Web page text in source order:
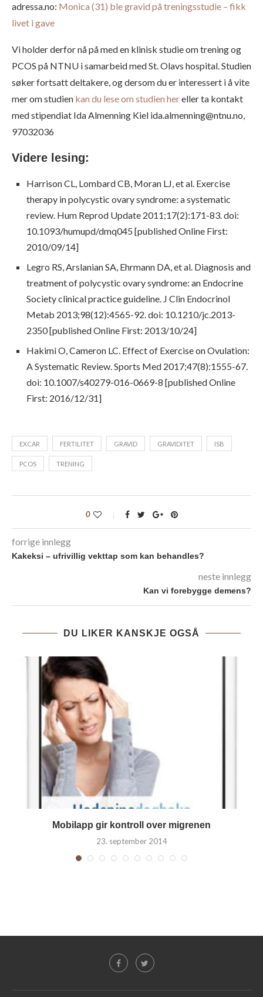
adressa.no: Monica (31) ble gravid på treningsstudie – fikk
livet i gave
Vi holder derfor nå på med en klinisk studie om trening og
PCOS på NTNU i samarbeid med St. Olavs hospital. Studien
søker fortsatt deltakere, og dersom du er interessert i å vite
mer om studien kan du lese om studien hereller ta kontakt
med stipendiat Ida Almenning Kiel ida.almenning@ntnu.no,
97032036
Videre lesing:
Harrison CL, Lombard CB, Moran LJ, et al. Exercise
therapy in polycystic ovary syndrome: a systematic
review. Hum Reprod Update 2011;17(2):171-83. doi:
10.1093/humupd/dmq045 [published Online First:
2010/09/14]
Legro RS, Arslanian SA, Ehrmann DA, et al. Diagnosis and
treatment of polycystic ovary syndrome: an Endocrine
Society clinical practice guideline. J Clin Endocrinol
Metab 2013;98(12):4565-92. doi: 10.1210/jc.2013-
2350 [published Online First: 2013/10/24]
Hakimi O, Cameron LC. Effect of Exercise on Ovulation:
A Systematic Review. Sports Med 2017;47(8):1555-67.
doi: 10.1007/s40279-016-0669-8 [published Online
First: 2016/12/31]
EXCAR FERTILITET GRAVID GRAVIDITET ISB
PCOS TRENING
0
forrige innlegg
Kakeksi – ufrivillig vekttap som kan behandles?
neste innlegg
Kan vi forebygge demens?
DU LIKER KANSKJE OGSÅ
Mobilapp gir kontroll over migrenen
23. september 2014